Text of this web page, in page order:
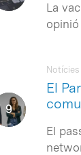
La
El
Notícies
El